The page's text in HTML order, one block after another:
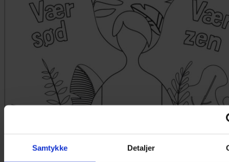
Samtykke Detaljer